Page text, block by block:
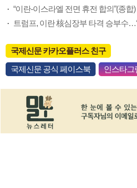
“이란-이스라엘 전면 휴전 합의”(종합)
트럼프, 이란 核심장부 타격 승부수
국제신문 카카오플러스 친구
국제신문 공식 페이스북 인스타그